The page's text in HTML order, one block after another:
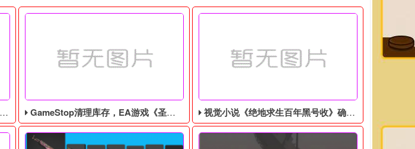
GameStop清理库存，EA游戏《圣歌》以1美分售出 视觉小说《绝地求生百年黑号收》确认登陆Switch，特别版售价9350日元